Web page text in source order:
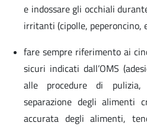
e indossare gli occhiali
irritanti (cipolle, peperoncino,
fare sempre riferimento ai
sicuri indicati dall’OMS
alle procedure di pulizia,
separazione degli alimenti
accurata degli alimenti,